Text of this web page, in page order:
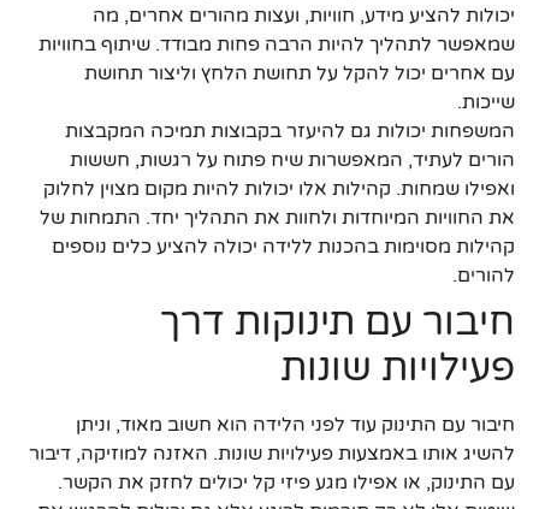
יכולות להציע מידע, חוויות, ועצות מהורים אחרים, מה
שמאפשר לתהליך להיות הרבה פחות מבודד. שיתוף בחוויות
עם אחרים יכול להקל על תחושת הלחץ וליצור תחושת
שייכות.
המשפחות יכולות גם להיעזר בקבוצות תמיכה המקבצות
הורים לעתיד, המאפשרות שיח פתוח על רגשות, חששות
ואפילו שמחות. קהילות אלו יכולות להיות מקום מצוין לחלוק
את החוויות המיוחדות ולחוות את התהליך יחד. התמחות של
קהילות מסוימות בהכנות ללידה יכולה להציע כלים נוספים
להורים.
חיבור עם תינוקות דרך
פעילויות שונות
חיבור עם התינוק עוד לפני הלידה הוא חשוב מאוד, וניתן
להשיג אותו באמצעות פעילויות שונות. האזנה למוזיקה, דיבור
עם התינוק, או אפילו מגע פיזי קל יכולים לחזק את הקשר.